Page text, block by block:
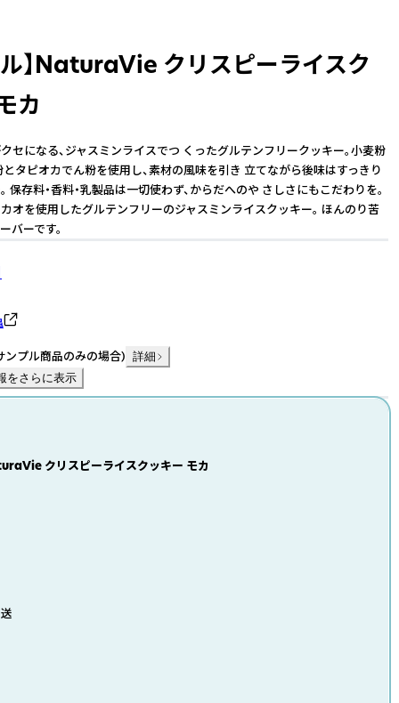
ル】NaturaVie クリスピーライスク
カ
セになる、ジャスミンライスでつ くったグルテンフリークッキー。小麦粉
タピオカでん粉を使用し、素材の風味を引き 立てながら後味はすっきり
保存料・香料・乳製品は一切使わず、からだへのや さしさにもこだわりを。
オを使用したグルテンフリーのジャスミンライスクッキー。 ほんのり苦
バーです。
ンプル商品のみの場合) 詳細
をさらに表示
クリスピーライスクッキー モカ